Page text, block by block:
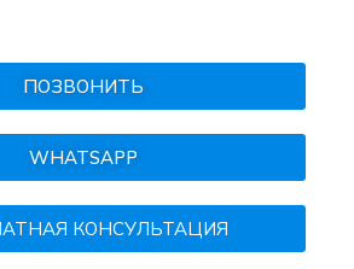
ПОЗВОНИТЬ
WHATSAPP
КОНСУЛЬТАЦИЯ